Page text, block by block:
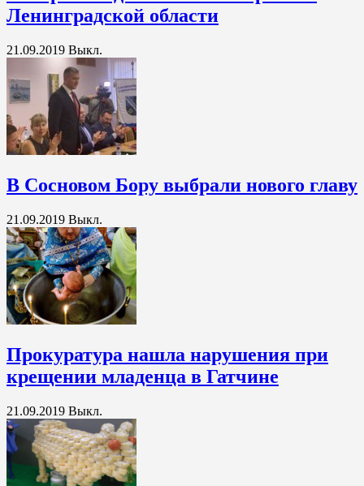
Ленинградской области
21.09.2019 Выкл.
В Сосновом Бору выбрали нового главу
21.09.2019 Выкл.
Прокуратура нашла нарушения при
крещении младенца в Гатчине
21.09.2019 Выкл.